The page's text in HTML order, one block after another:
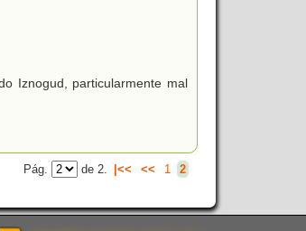
Iznogud, particularmente mal
Pág. de 2. |<< << 1 2